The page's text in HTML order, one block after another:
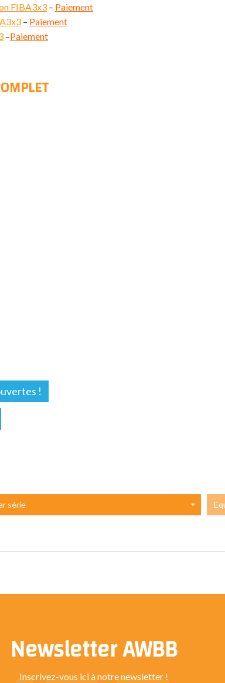
FIBA3x3 – Paiement
– Paiement
–Paiement
!
série
Newsletter AWBB
Inscrivez-vous ici à notre newsletter !